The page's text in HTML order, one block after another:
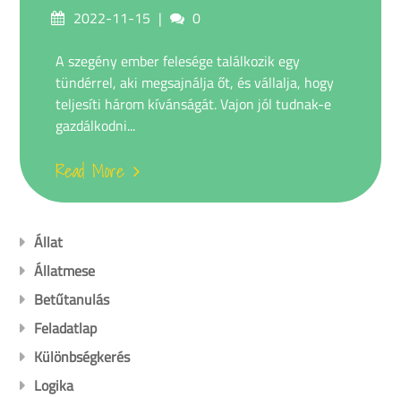
Posted2022-11-15 Comments
0
A szegény ember felesége találkozik egy
tündérrel, aki megsajnálja őt, és vállalja, hogy
teljesíti három kívánságát. Vajon jól tudnak-e
gazdálkodni...
Read More
Állat
Állatmese
Betűtanulás
Feladatlap
Különbségkerés
Logika